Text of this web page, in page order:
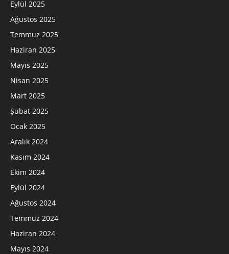
Eylül 2025
Ağustos 2025
Temmuz 2025
Haziran 2025
Mayıs 2025
Nisan 2025
Mart 2025
Şubat 2025
Ocak 2025
Aralık 2024
Kasım 2024
Ekim 2024
Eylül 2024
Ağustos 2024
Temmuz 2024
Haziran 2024
Mayıs 2024